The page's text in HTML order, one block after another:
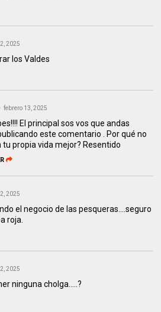
2025
los Valdes
febrero 13, 2025
El principal sos vos que andas
este comentario . Por qué no
tu propia vida mejor? Resentido
2025
el negocio de las pesqueras....seguro
roja.
2025
ninguna cholga.....?